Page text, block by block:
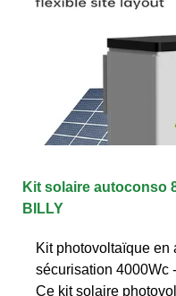
Kit solaire autoconso
BILLY
Kit photovoltaïque en
sécurisation 4000Wc
Ce kit solaire